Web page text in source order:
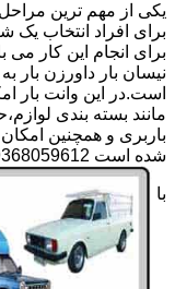
یکی از مهم ترین
برای افراد انتخاب
برای انجام این کار می
نیسان بار داورزن بار
است.در این وانت بار
مانند بسته بندی
باربری و همچنین
شده است 09368059612-خانم گلزاری.
با